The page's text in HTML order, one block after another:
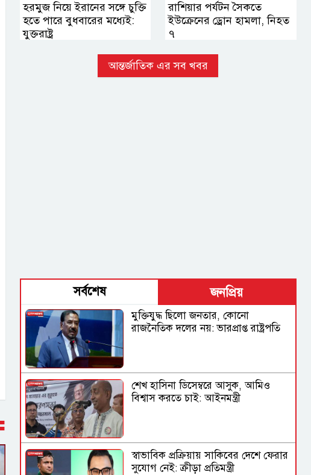
হরমুজ নিয়ে ইরানের সঙ্গে চুক্তি
হতে পারে বুধবারের মধ্যেই:
যুক্তরাষ্ট্র
রাশিয়ার পর্যটন সৈকতে
ইউক্রেনের ড্রোন হামলা, নিহত
৭
আন্তর্জাতিক এর সব খবর
সর্বশেষ জনপ্রিয়
মুক্তিযুদ্ধ ছিলো জনতার, কোনো
রাজনৈতিক দলের নয়: ভারপ্রাপ্ত রাষ্ট্রপতি
শেখ হাসিনা ডিসেম্বরে আসুক, আমিও
বিশ্বাস করতে চাই: আইনমন্ত্রী
স্বাভাবিক প্রক্রিয়ায় সাকিবের দেশে ফেরার
সুযোগ নেই: ক্রীড়া প্রতিমন্ত্রী